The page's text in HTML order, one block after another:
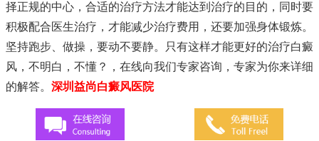
择正规的中心，合适的治疗方法才能达到治疗的目的，同时要
积极配合医生治疗，才能减少治疗费用，还要加强身体锻炼。
坚持跑步、做操，要动不要静。只有这样才能更好的治疗白癜
风，不明白，不懂？，在线向我们专家咨询，专家为你来详细
的解答。 深圳益尚白癜风医院